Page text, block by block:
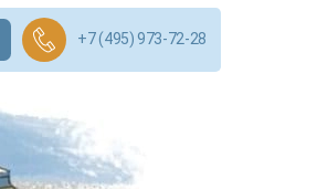
+7 (495) 973-72-28